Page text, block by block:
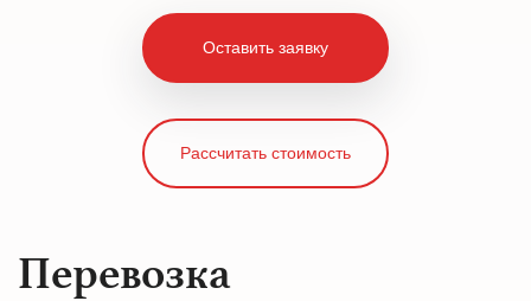
Оставить заявку
Рассчитать стоимость
Перевозка